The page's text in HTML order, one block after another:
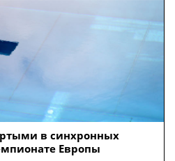
в синхронных
Европы